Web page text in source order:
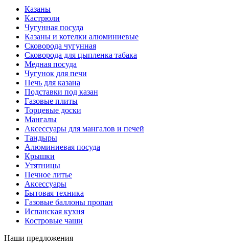
Казаны
Кастрюли
Чугунная посуда
Казаны и котелки алюминиевые
Сковорода чугунная
Сковорода для цыпленка табака
Медная посуда
Чугунок для печи
Печь для казана
Подставки под казан
Газовые плиты
Торцевые доски
Мангалы
Аксессуары для мангалов и печей
Тандыры
Алюминиевая посуда
Крышки
Утятницы
Печное литье
Аксессуары
Бытовая техника
Газовые баллоны пропан
Испанская кухня
Костровые чаши
Наши предложения